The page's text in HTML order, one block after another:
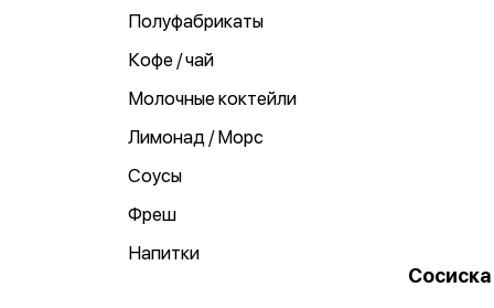
Полуфабрикаты
Кофе / чай
Молочные коктейли
Лимонад / Морс
Соусы
Фреш
Напитки
Сосиска